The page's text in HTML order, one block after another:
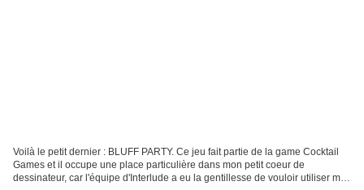
Voilà le petit dernier : BLUFF PARTY. Ce jeu fait partie de la game Cocktail
Games et il occupe une place particulière dans mon petit coeur de
dessinateur, car l'équipe d'Interlude a eu la gentillesse de vouloir utiliser mes